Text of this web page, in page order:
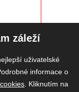
záleží
uživatelské
informace o
. Kliknutím na